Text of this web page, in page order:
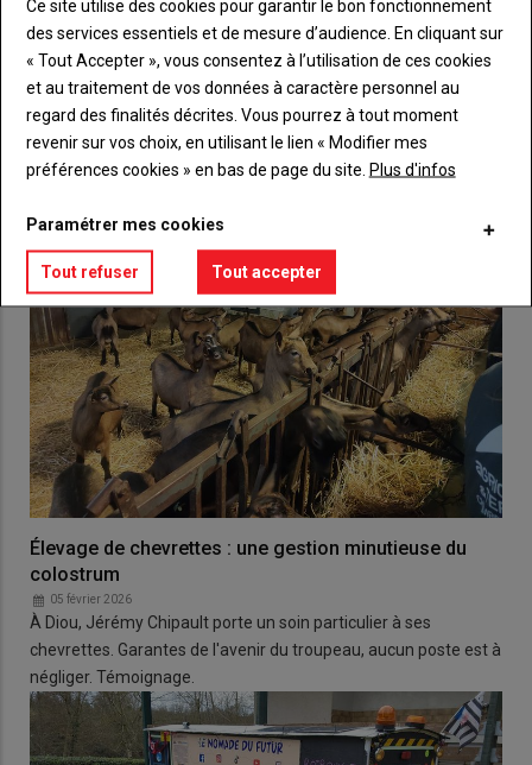
Lien Créez un compte
Élevage de chevrettes : une gestion minutieuse du
colostrum
05 février 2026
À Diou, Jérémy Chipault porte un soin particulier à ses
chevrettes. Garantes de l'avenir du troupeau, aucun poste est à
négliger. Témoignage.
Ce site utilise des cookies pour garantir le bon fonctionnement
des services essentiels et de mesure d’audience. En cliquant sur
« Tout Accepter », vous consentez à l’utilisation de ces cookies
et au traitement de vos données à caractère personnel au
regard des finalités décrites. Vous pourrez à tout moment
revenir sur vos choix, en utilisant le lien « Modifier mes
préférences cookies » en bas de page du site. Plus d'infos
Paramétrer mes cookies
Tout refuser Tout accepter